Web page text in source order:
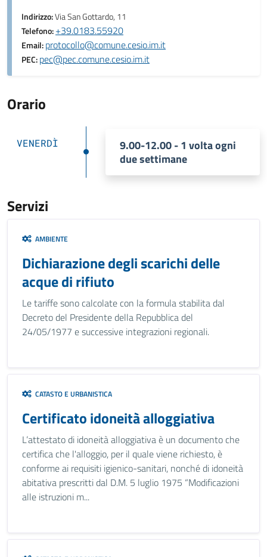
Indirizzo:Via San Gottardo, 11
Telefono:+39.0183.55920
Email:protocollo@comune.cesio.im.it
PEC:pec@pec.comune.cesio.im.it
Orario
VENERDÌ
9.00-12.00 - 1 volta ogni
due settimane
Servizi
AMBIENTE
Dichiarazione degli scarichi delle
acque di rifiuto
Le tariffe sono calcolate con la formula stabilita dal
Decreto del Presidente della Repubblica del
24/05/1977 e successive integrazioni regionali.
CATASTO E URBANISTICA
Certificato idoneità alloggiativa
L’attestato di idoneità alloggiativa è un documento che
certifica che l'alloggio, per il quale viene richiesto, è
conforme ai requisiti igienico-sanitari, nonché di idoneità
abitativa prescritti dal D.M. 5 luglio 1975 “Modificazioni
alle istruzioni m...